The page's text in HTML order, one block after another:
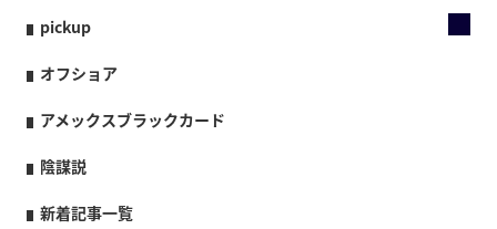
pickup
オフショア
アメックスブラックカード
陰謀説
新着記事一覧